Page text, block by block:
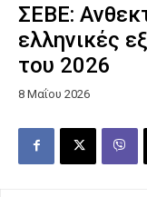
ΣΕΒΕ:
ελληνικές
του 2026
8 Μαΐου 2026